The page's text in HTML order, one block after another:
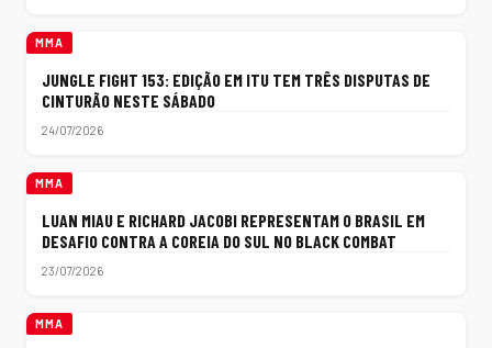
MMA
JUNGLE FIGHT 153: EDIÇÃO EM ITU TEM TRÊS DISPUTAS DE
CINTURÃO NESTE SÁBADO
24/07/2026
MMA
LUAN MIAU E RICHARD JACOBI REPRESENTAM O BRASIL EM
DESAFIO CONTRA A COREIA DO SUL NO BLACK COMBAT
23/07/2026
MMA